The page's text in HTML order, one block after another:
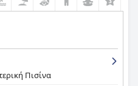
Πισίνα